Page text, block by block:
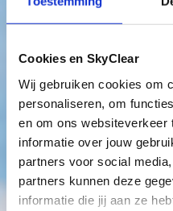
Cookies en SkyClear
Wij gebruiken cookies om
personaliseren, om
en om ons websiteverkeer
informatie over jouw
partners voor social
partners kunnen deze
informatie die jij aan ze